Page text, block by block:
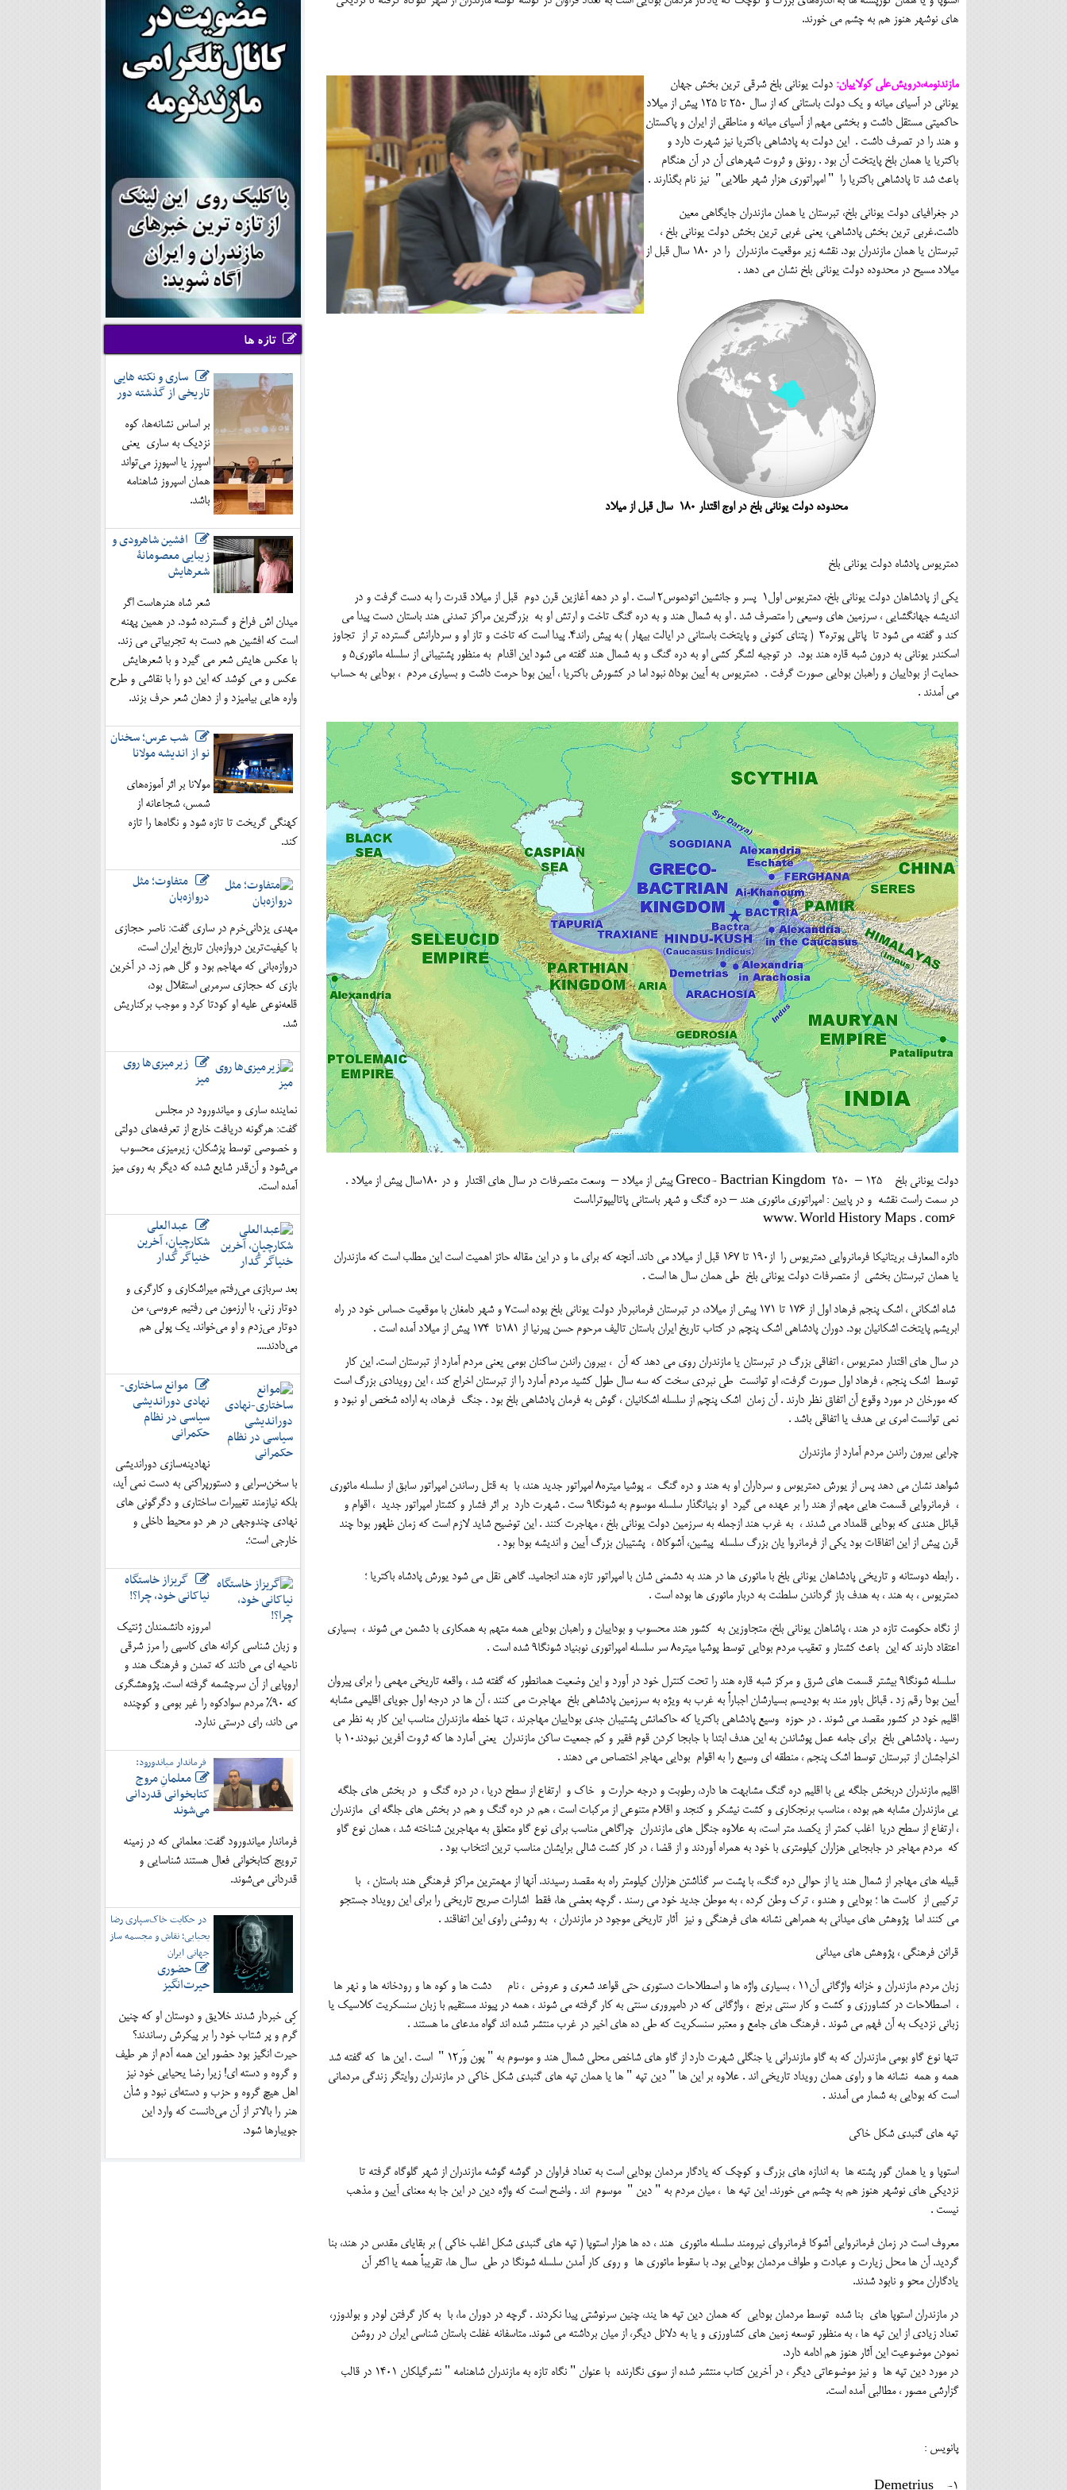
های نوشهر هنوز هم به چشم می خورند.
مازندنومه،درویش‌علی کولاییان: دولت یونانی بلخ شرقی ترین بخش جهان
یونانی در آسیای میانه و یک دولت باستانی که از سال 250 تا 125 پیش از میلاد
حاکمیتی مستقل داشت و بخشی مهم از آسیای میانه و مناطقی از ایران و پاکستان
و هند را در تصرف داشت . این دولت به پادشاهی باکتریا نیز شهرت دارد و
باکتریا یا همان بلخ پایتخت آن بود . رونق و ثروت شهرهای آن در آن هنگام
باعث شد تا پادشاهی باکتریا را " امپراتوری هزار شهر طلایی" نیز نام بگذارند .
در جغرافیای دولت یونانی بلخ، تبرستان یا همان مازندران جایگاهی معین
داشت.غربی ترین بخش پادشاهی، یعنی غربی ترین بخش دولت یونانی بلخ ،
تبرستان یا همان مازندران بود. نقشه زیر موقعیت مازندران را در 180 سال قبل از
میلاد مسیح در محدوده دولت یونانی بلخ نشان می دهد .
محدوده دولت یونانی بلخ در اوج اقتدار 180 سال قبل از میلاد
دمتریوس پادشاه دولت یونانی بلخ
یکی از پادشاهان دولت یونانی بلخ، دمتریوس اول1 پسر و جانشین اتودموس2 است . او در دهه آغازین قرن دوم قبل از میلاد قدرت را به دست گرفت و در
اندیشه جهانگشایی ، سرزمین های وسیعی را متصرف شد . او به شمال هند و به دره گنگ تاخت و ارتش او به بزرگترین مراکز تمدنی هند باستان دست پیدا می
کند و گفته می شود تا پاتلی پوتره3 ( پتنای کنونی و پایتخت باستانی در ایالت بیهار ) به پیش راند4. پیدا است که تاخت و تاز او و سردارانش گسترده تر از تجاوز
اسکندر یونانی به درون شبه قاره هند بود. در توجیه لشگر کشی او به دره گنگ و به شمال هند گفته می شود این اقدام به منظور پشتیبانی از سلسله مائوری5 و
حمایت از بوداییان و راهبان بودایی صورت گرفت . دمتریوس به آیین بودا5 نبود اما در کشورش باکتریا ، آیین بودا حرمت داشت و بسیاری مردم ، بودایی به حساب
می آمدند .
دولت یونانی بلخ Greco- Bactrian Kingdom 250 – 125 پیش از میلاد – وسعت متصرفات در سال های اقتدار و در 180سال پیش از میلاد .
در سمت راست نقشه و در پایین : امپراتوری مائوری هند – دره گنگ و شهر باستانی پاتالیپوترا.است
دائره المعارف بریتانیکا فرمانروایی دمتریوس را از190 تا 167 قبل از میلاد می داند. آنچه که برای ما و در این مقاله حائز اهمیت است این مطلب است که مازندران
یا همان تبرستان بخشی از متصرفات دولت یونانی بلخ طی همان سال ها است .
شاه اشکانی ، اشک پنجم فرهاد اول از 176 تا 171 پیش از میلاد، در تبرستان فرمانبردار دولت یونانی بلخ بوده است7 و شهر دامغان با موقعیت حساس خود در راه
ابریشم پایتخت اشکانیان بود. دوران پادشاهی اشک پنچم در کتاب تاریخ ایران باستان تالیف مرحوم حسن پیرنیا از 181تا 174 پیش از میلاد آمده است .
در سال های اقتدار دمتریوس ، اتفاقی بزرگ در تبرستان یا مازندران روی می دهد که آن ، بیرون راندن ساکنان بومی یعنی مردم آمارد از تبرستان است. این کار
توسط اشک پنجم ، فرهاد اول صورت گرفت، او توانست طی نبردی سخت که سه سال طول کشید مردم آمارد را از تبرستان اخراج کند ، این رویدادی بزرگ است
که مورخان در مورد وقوع آن اتفاق نظر دارند . آن زمان اشک پنچم از سلسله اشکانیان ، گوش به فرمان پادشاهی بلخ بود . جنگ فرهاد، به اراده شخص او نبود و
نمی توانست امری بی هدف یا اتفاقی باشد .
چرایی بیرون راندن مردم آمارد از مازندران
شواهد نشان می دهد پس از یورش دمتریوس و سرداران او به هند و دره گنگ ،. پوشیا میتره8 امپراتور جدید هند، با به قتل رساندن امپراتور سابق از سلسله مائوری
، فرمانروایی قسمت هایی مهم از هند را بر عهده می گیرد او بنیانگذار سلسله موسوم به شونگا9 ست . شهرت دارد بر اثر فشار و کشتار امپراتور جدید ، اقوام و
قبائل هندی که بودایی قلمداد می شدند ، به غرب هند ازجمله به سرزمین دولت یونانی بلخ ، مهاجرت کنند . این توضیح شاید لازم است که زمان ظهور بودا چند
قرن پیش از این اتفاقات بود یکی از فرمانروا یان بزرگ سلسله پیشین، آشوکا5 ، پشتیبان بزرگ آیین و اندیشه بودا بود .
. رابطه دوستانه و تاریخی پادشاهان یونانی بلخ با مائوری ها در هند به دشمنی شان با امپراتور تازه هند انجامید. گاهی نقل می شود یورش پادشاه باکتریا ؛
دمتریوس ، به هند ، به هدف باز گرداندن سلطنت به دربار مائوری ها بوده است .
از نگاه حکومت تازه در هند ، پاشاهان یونانی بلخ، متجاوزین به کشور هند محسوب و بوداییان و راهبان بودایی همه متهم به همکاری با دشمن می شوند ، بسیاری
اعتقاد دارند که این باعث کشتار و تعقیب مردم بودایی توسط پوشیا میتره8 سر سلسله امپراتوری نوبنیاد شونگا9 شده است .
سلسله شونگا9 بیشتر قسمت های شرق و مرکز شبه قاره هند را تحت کنترل خود در آورد و این وضعیت همانطور که گفته شد ، واقعه تاریخی مهمی را برای پیروان
آیین بودا رقم زد . قبائل باور مند به بودیسم بسیارشان اجباراً به غرب به ویژه به سرزمین پادشاهی بلخ مهاجرت می کنند ، آن ها در درجه اول جویای اقلیمی مشابه
اقلیم خود در کشور مقصد می شوند . در حوزه وسیع پادشاهی باکتریا که حاکمانش پشتیبان جدی بوداییان مهاجرند ، تنها خطه مازندران مناسب این کار به نظر می
رسید . پادشاهی بلخ برای جامه عمل پوشاندن به این هدف ابتدا با جابجا کردن قوم فقیر و کم جمعیت ساکن مازندران یعنی آمارد ها که ثروت آفرین نبودند10 با
اخراجشان از تبرستان توسط اشک پنجم ، منطقه ای وسیع را به اقوام بودایی مهاجر اختصاص می دهند .
اقلیم مازندران دربخش جلگه یی با اقلیم دره گنگ مشابهت ها دارد، رطوبت و درجه حرارت و خاک و ارتفاع از سطح دریا ، در دره گنگ و در بخش های جلگه
یی مازندران مشابه هم بوده ، مناسب برنجکاری و کشت نیشکر و کنجد و اقلام متنوعی از مرکبات است ، هم در دره گنگ و هم در بخش های جلگه ای مازندران
، ارتفاع از سطح دریا اغلب کمتر از یکصد متر است، به علاوه جنگل های مازندران چراگاهی مناسب برای نوع گاو متعلق به مهاجرین شناخته شد ، همان نوع گاو
که مردم مهاجر در جابجایی هزاران کیلومتری با خود به همراه آوردند و از قضا ، در کار کشت شالی برایشان مناسب ترین انتخاب بود .
قبیله های مهاجر از شمال هند یا از حوالی دره گنگ، با پشت سر گذاشتن هزاران کیلومتر راه به مقصد رسیدند. آنها از مهمترین مراکز فرهنگی هند باستان ، با
ترکیبی از کاست ها ؛ بودایی و هندو ، ترک وطن کرده ، به موطن جدید خود می رسند . گرچه بعضی ها، فقط اشارات صریح تاریخی را برای این رویداد جستجو
می کنند اما پژوهش های میدانی به همراهی نشانه های فرهنگی و نیز آثار تاریخی موجود در مازندران ، به روشنی راوی این اتفاقند .
قرائن فرهنگی ، پژوهش های میدانی
زبان مردم مازندران و خزانه واژگانی آن11 ، بسیاری واژه ها و اصطلاحات دستوری حتی قواعد شعری و عروض ، نام دشت ها و کوه ها و رودخانه ها و نهر ها
، اصطلاحات در کشاورزی و کشت و کار سنتی برنج ، واژگانی که در دامپروری سنتی به کار گرفته می شوند ، همه در پیوند مستقیم با زبان سنسکریت کلاسیک یا
زبانی نزدیک به آن فهم می شوند . فرهنگ های جامع و معتبر سنسکریت که طی ده های اخیر در غرب منتشر شده اند گواه مدعای ما هستند .
تنها نوع گاو بومی مازندران که به گاو مازندرانی یا جنگلی شهرت دارد از گاو های شاخص محلی شمال هند و موسوم به " پون وَر12 " است . این ها که گفته شد
همه و همه نشانه ها و راوی همان رویداد تاریخی اند . علاوه بر این ها " دین تپه " ها یا همان تپه های گنبدی شکل خاکی در مازندران روایتگر زندگی مردمانی
است که بودایی به شمار می آمدند .
تپه های گنبدی شکل خاکی
استوپا و یا همان گور پشته ها به اندازه های بزرگ و کوچک که یادگار مردمان بودایی است به تعداد فراوان در گوشه گوشه مازندران از شهر گلوگاه گرفته تا
نزدیکی های نوشهر هنوز هم به چشم می خورند. این تپه ها ، میان مردم به " دین " موسوم اند . واضح است که واژه دین در این جا به معنای آیین و مذهب
نیست .
معروف است در زمان فرمانروایی آشوکا فرمانروای نیرومند سلسله مائوری هند ، ده ها هزار استوپا ( تپه های گنبدی شکل اغلب خاکی ) بر بقایای مقدس در هند، بنا
گردید. آن ها محل زیارت و عبادت و طواف مردمان بودایی بود. با سقوط مائوری ها و روی کار آمدن سلسله شونگا در طی سال ها، تقریباً همه یا اکثر آن
یادگاران محو و نابود شدند.
در مازندران استوپا های بنا شده توسط مردمان بودایی که همان دین تپه ها یند، چنین سرنوشتی پیدا نکردند . گرچه در دوران ما، با به کار گرفتن لودر و بولدوزر،
تعداد زیادی از این تپه ها ، به منظور توسعه زمین های کشاورزی و یا به دلائل دیگر، از میان برداشته می شوند. متاسفانه غفلت باستان شناسی ایران در روشن
نمودن موضوعیت این آثار هنوز هم ادامه دارد.
در مورد دین تپه ها و نیز موضوعاتی دیگر ، در آخرین کتاب منتشر شده از سوی نگارنده با عنوان " نگاه تازه به مازندران شاهنامه " نشرگیلکان 1401 در قالب
گزارشی مصور ، مطالبی آمده است.
پانویس :
تازه ها
ساری و نکته هایی
تاریخی از گذشته دور
بر اساس نشانه‌ها، کوه
نزدیک به ساری یعنی
اسپِرِز یا اسپورِز می‌تواند
همان اسپروز شاهنامه
باشد.
افشین شاهرودی و
زیبایی معصومانۀ
شعرهایش
شعر شاه هنرهاست اگر
میدان اش فراخ و گسترده شود. در همین پهنه
است که افشین هم دست به تجربیاتی می زند.
با عکس هایش شعر می گیرد و با شعرهایش
عکس و می کوشد که این دو را با نقاشی و طرح
واره هایی بیامیزد و از دهان شعر حرف بزند.
شب عرس؛ سخنان
نو از اندیشه مولانا
مولانا بر اثر آموزه‌های
شمس، شجاعانه از
کهنگی گریخت تا تازه شود و نگاه‌ها را تازه
کند.
متفاوت؛ مثل
دروازه‌بان
مهدی یزدانی‌خرم در ساری گفت: ناصر حجازی
با کیفیت‌ترین دروازه‌بان تاریخ ایران است،
دروازه‌بانی که مهاجم بود و گل هم زد. در آخرین
بازی که حجازی سرمربی استقلال بود،
قلعه‌نوعی علیه او کودتا کرد و موجب برکناریش
شد.
زیرمیزی‌ها روی
میز
نماینده ساری و میاندورود در مجلس
گفت: هرگونه دریافت خارج از تعرفه‌های دولتی
و خصوصی توسط پزشکان، زیرمیزی محسوب
می‌شود و آن‌قدر شایع شده که دیگر به روی میز
آمده است.
عبدالعلی
شکارچیان، آخرین
خنیاگر گُدار
بعد سربازی می‌رفتم میراشکاری و کارگری و
دوتار زنی. با ارزمون می رفتیم عروسی، من
دوتار می‌زدم و او می‌خواند. یک پولی هم
می‌دادند....
موانع ساختاری-
نهادی دوراندیشی
سیاسی در نظام
حکمرانی
نهادینه‌سازی دوراندیشی
با سخن‌سرایی و دستورپراکنی به دست نمی آید،
بلکه نیازمند تغییرات ساختاری و دگرگونی های
نهادی چندوجهی در هر دو محیط داخلی و
خارجی است؛.
گریزاز خاستگاه
نیاکانی خود، چرا؟!
امروزه دانشمندان ژنتیک
و زبان شناسی کرانه های کاسپی را مرز شرقی
ناحیه ای می دانند که تمدن و فرهنگ هند و
اروپایی از آن سرچشمه گرفته است. پژوهشگری
که 90% مردم سوادکوه را غیر بومی و کوچنده
می داند، رای درستی ندارد.
فرماندار میاندورود:
معلمانِ مروج
کتابخوانی قدردانی
می‌شوند
فرماندار میاندورود گفت: معلمانی که در زمینه
ترویج کتابخوانی فعال هستند شناسایی و
قدردانی می‌شوند.
در حکایت خاک‌سپاری رضا
یحیایی؛ نقاش و مجسمه ساز
جهانی ایران
حضوری
حیرت‌انگیز
کِی خبردار شدند خلایق و دوستان او که چنین
گرم و پر شتاب خود را بر پیکرش رساندند؟
حیرت انگیز بود حضور این همه آدم از هر طیف
و گروه و دسته ای! زیرا رضا یحیایی خود نیز
اهل هیچ گروه و حزب و دسته‌ای نبود و شأن
هنر را بالاتر از آن می‌دانست که وارد این
جویبارها شود.